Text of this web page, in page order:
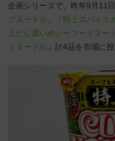
企画シリーズで、昨年9月11日
プヌードル 」「 特上スパイス
上だし濃いめシーフードヌー
トヌードル 」計4品を市場に投